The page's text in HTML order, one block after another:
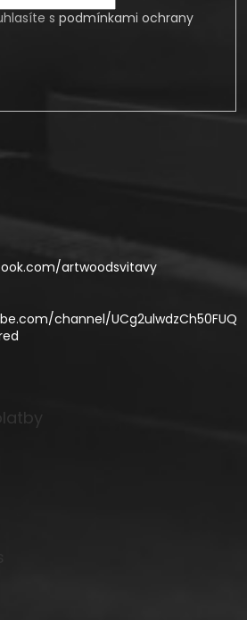
s podmínkami ochrany
artwoodsvitavy
channel/UCg2ulwdzCh50FUQ